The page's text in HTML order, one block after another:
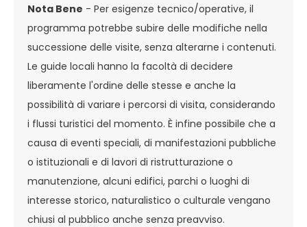
Nota Bene - Per esigenze tecnico/operative, il
programma potrebbe subire delle modifiche nella
successione delle visite, senza alterarne i contenuti.
Le guide locali hanno la facoltà di decidere
liberamente l'ordine delle stesse e anche la
possibilità di variare i percorsi di visita, considerando
i flussi turistici del momento. È infine possibile che a
causa di eventi speciali, di manifestazioni pubbliche
o istituzionali e di lavori di ristrutturazione o
manutenzione, alcuni edifici, parchi o luoghi di
interesse storico, naturalistico o culturale vengano
chiusi al pubblico anche senza preavviso.